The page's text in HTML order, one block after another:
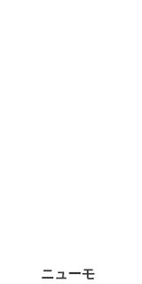
ニューモ